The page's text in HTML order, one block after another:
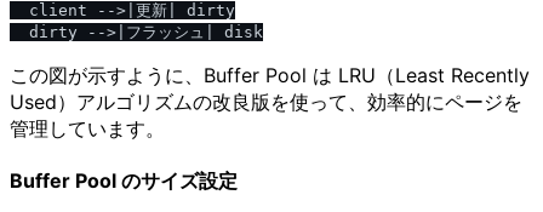
  client -->|更新| dirty
この図が示すように、Buffer Pool は LRU（Least Recently
Used）アルゴリズムの改良版を使って、効率的にページを
管理しています。
Buffer Pool のサイズ設定